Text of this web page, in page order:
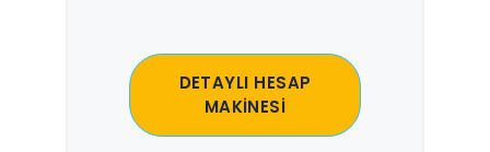
DETAYLI HESAP
MAKİNESİ